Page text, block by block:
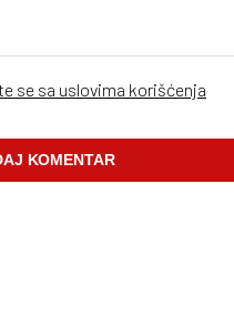
se sa uslovima korišćenja